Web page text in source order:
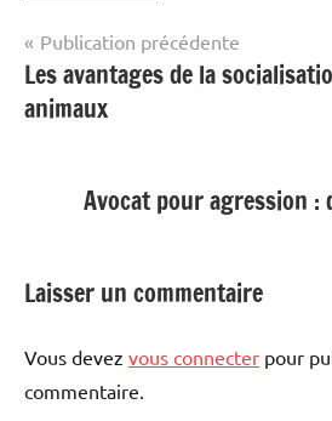
Navigation
de
l’article
Publication précédente
Les avantages de la
animaux
Avocat pour agression :
Laisser un commentaire
Vous devez vous connecter pour
commentaire.